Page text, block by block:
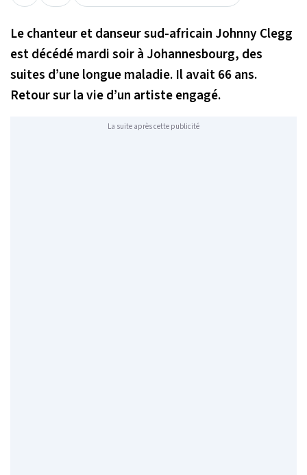
Le chanteur et danseur sud-africain Johnny Clegg
est décédé mardi soir à Johannesbourg, des
suites d’une longue maladie. Il avait 66 ans.
Retour sur la vie d’un artiste engagé.
La suite après cette publicité